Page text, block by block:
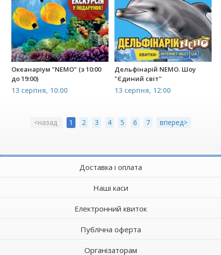
Океанаріум "NEMO" (з 10:00
до 19:00)
13 серпня, 10:00
Дельфінарій NEMO. Шоу
"Єдиний світ"
13 серпня, 12:00
<назад 1 2 3 4 5 6 7 вперед>
Доставка і оплата
Наші каси
Електронний квиток
Публічна оферта
Організаторам